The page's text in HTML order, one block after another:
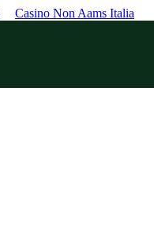
Casino Non Aams Italia